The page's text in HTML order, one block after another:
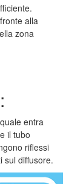
alla
zona
entra
il tubo
riflessi
sul diffusore.